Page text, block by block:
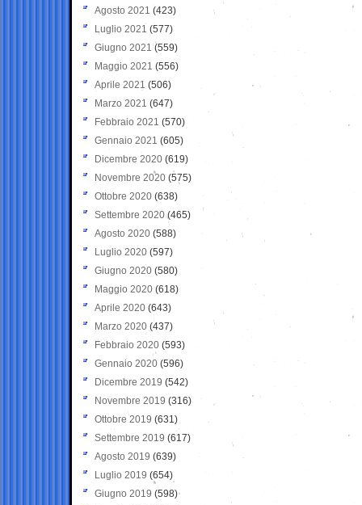
Agosto 2021 (423)
Luglio 2021 (577)
Giugno 2021(559)
Maggio 2021 (556)
Aprile 2021 (506)
Marzo 2021 (647)
Febbraio 2021 (570)
Gennaio 2021 (605)
Dicembre 2020 (619)
Novembre 2020 (575)
Ottobre 2020 (638)
Settembre 2020(465)
Agosto 2020 (588)
Luglio 2020 (597)
Giugno 2020 (580)
Maggio 2020 (618)
Aprile 2020 (643)
Marzo 2020 (437)
Febbraio 2020 (593)
Gennaio 2020 (596)
Dicembre 2019 (542)
Novembre 2019 (316)
Ottobre 2019 (631)
Settembre 2019 (617)
Agosto 2019 (639)
Luglio 2019 (654)
Giugno 2019 (598)